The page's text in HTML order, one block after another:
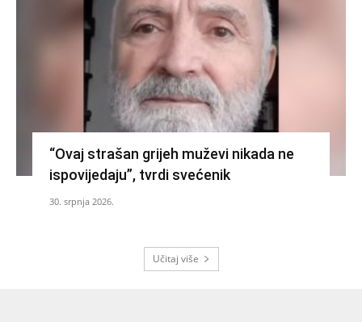
“Ovaj strašan grijeh muževi nikada ne
ispovijedaju”, tvrdi svećenik
30. srpnja 2026.
Učitaj više